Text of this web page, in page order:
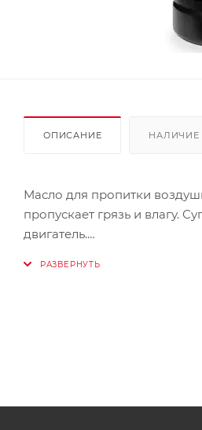
ОПИСАНИЕ НАЛИЧИЕ
Масло для пропитки
пропускает грязь и влагу.
двигатель.